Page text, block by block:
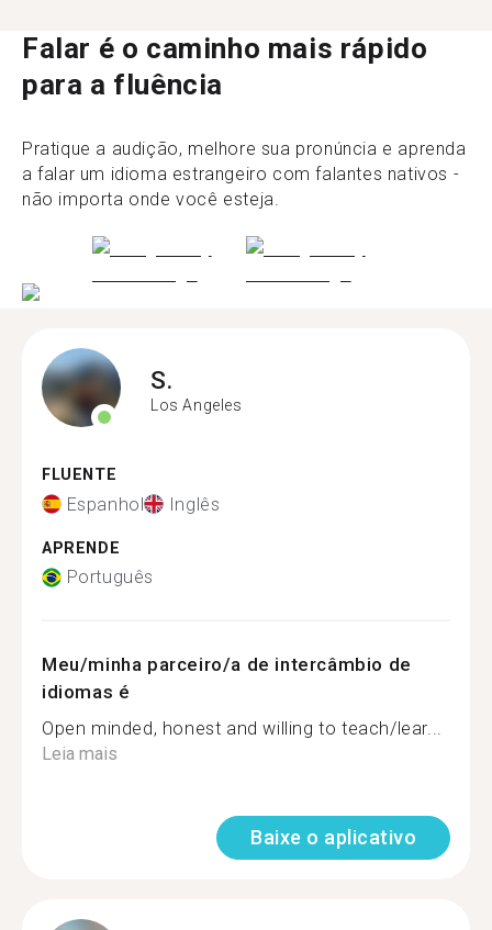
Falar é o caminho mais rápido
para a fluência
Pratique a audição, melhore sua pronúncia e aprenda
a falar um idioma estrangeiro com falantes nativos -
não importa onde você esteja.
S.
Los Angeles
FLUENTE
Espanhol Inglês
APRENDE
Português
Meu/minha parceiro/a de intercâmbio de
idiomas é
Open minded, honest and willing to teach/lear...
Leia mais
Baixe o aplicativo